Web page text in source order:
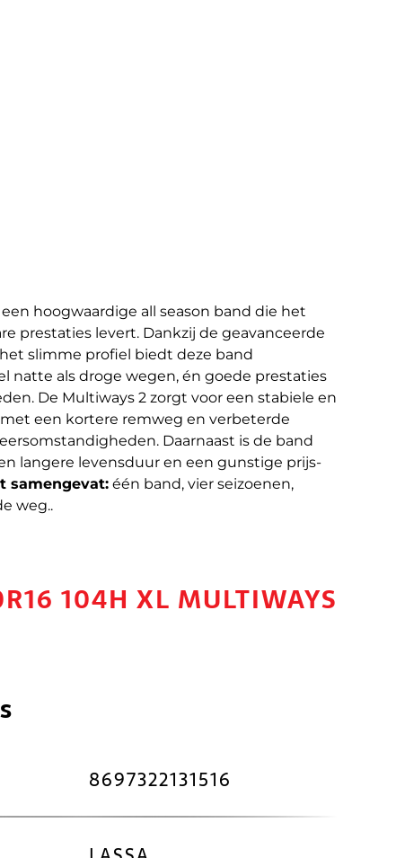
een hoogwaardige all season band die het
prestaties levert. Dankzij de geavanceerde
slimme profiel biedt deze band
natte als droge wegen, én goede prestaties
De Multiways 2 zorgt voor een stabiele en
een kortere remweg en verbeterde
Daarnaast is de band
langere levensduur en een gunstige prijs-
samengevat: één band, vier seizoenen,
weg..
104H XL MULTIWAYS
8697322131516